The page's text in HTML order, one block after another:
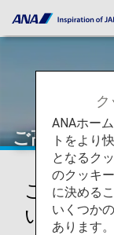
ご高齢のお
ご高齢の
いて
ANAホー
トをより
となるク
のクッキ
に決める
いくつか
あります